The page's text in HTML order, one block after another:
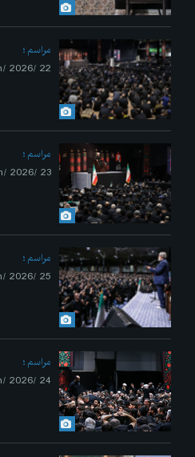
مراسم
22 /Jun/ 2026
مراسم
23 /Jun/ 2026
مراسم
25 /Jun/ 2026
مراسم
24 /Jun/ 2026